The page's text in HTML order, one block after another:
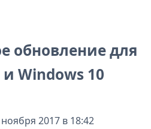
обновление для
Windows 10
2017 в 18:42